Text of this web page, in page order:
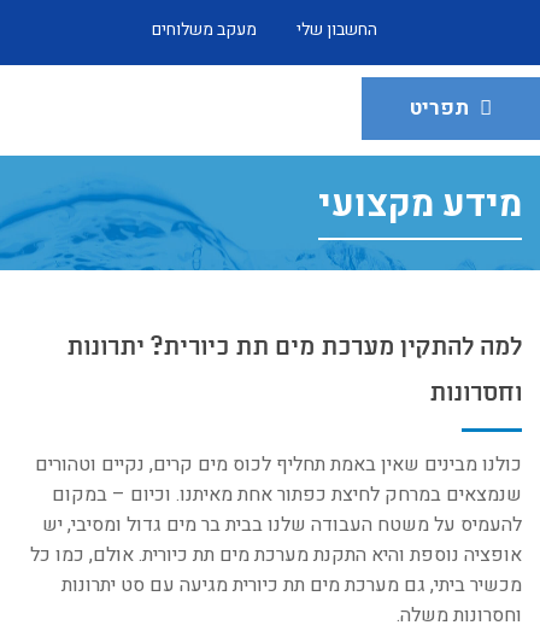
החשבון שלי מעקב משלוחים
מידע מקצועי
למה להתקין מערכת מים תת כיורית? יתרונות
וחסרונות
כולנו מבינים שאין באמת תחליף לכוס מים קרים, נקיים וטהורים
שנמצאים במרחק לחיצת כפתור אחת מאיתנו. וכיום – במקום
להעמיס על משטח העבודה שלנו בבית בר מים גדול ומסיבי, יש
אופציה נוספת והיא התקנת מערכת מים תת כיורית. אולם, כמו כל
מכשיר ביתי, גם מערכת מים תת כיורית מגיעה עם סט יתרונות
וחסרונות משלה.